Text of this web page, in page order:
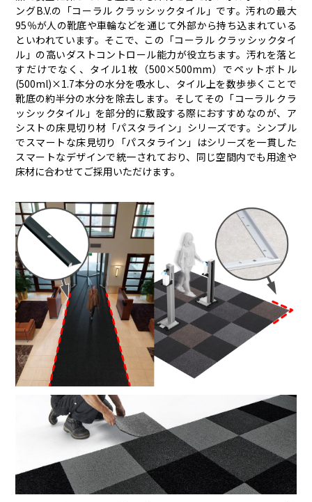
ングB.V.の「コーラル クラッシックタイル」です。汚れの最大
95％が人の靴底や車輪などを通じて外部から持ち込まれている
といわれています。そこで、この「コーラル クラッシックタイ
ル」の高いダストコントロール能力が役立ちます。汚れを落と
すだけでなく、タイル1枚（500×500mm）でペットボトル
(500ml)×1.7本分の水分を吸水し、タイル上を数歩歩くことで
靴底の約半分の水分を除去します。そしてその「コーラル クラ
ッシックタイル」を部分的に敷設する際におすすめなのが、ア
シストの床見切り材「パスタライン」シリーズです。シンプル
でスマートな床見切り「パスタライン」はシリーズを一貫した
スマートなデザインで統一されており、同じ空間内でも用途や
床材に合わせてご採用いただけます。